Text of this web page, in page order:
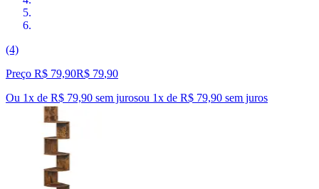
(4)
Preço R$ 79,90R$ 79,90
Ou 1x de R$ 79,90 sem jurosou 1x de R$ 79,90 sem juros